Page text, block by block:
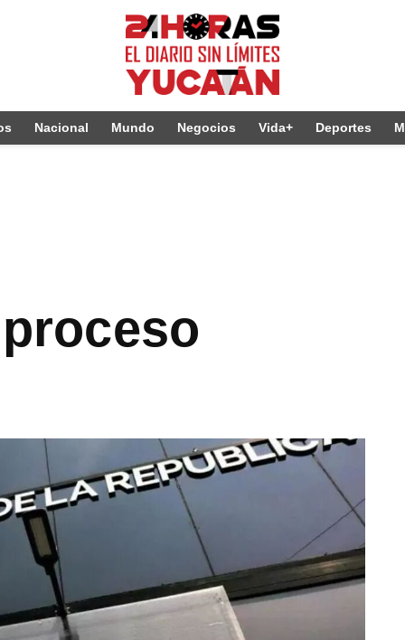
Nacional Mundo Negocios Vida+ Deportes